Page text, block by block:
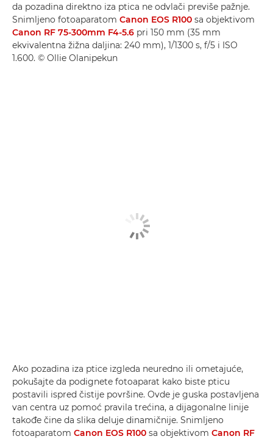
da pozadina direktno iza ptica ne odvlači previše pažnje.
Snimljeno fotoaparatom Canon EOS R100 sa objektivom
Canon RF 75-300mm F4-5.6 pri 150 mm (35 mm
ekvivalentna žižna daljina: 240 mm), 1/1300 s, f/5 i ISO
1.600. © Ollie Olanipekun
Ako pozadina iza ptice izgleda neuredno ili ometajuće,
pokušajte da podignete fotoaparat kako biste pticu
postavili ispred čistije površine. Ovde je guska postavljena
van centra uz pomoć pravila trećina, a dijagonalne linije
takođe čine da slika deluje dinamičnije. Snimljeno
fotoaparatom Canon EOS R100 sa objektivom Canon RF